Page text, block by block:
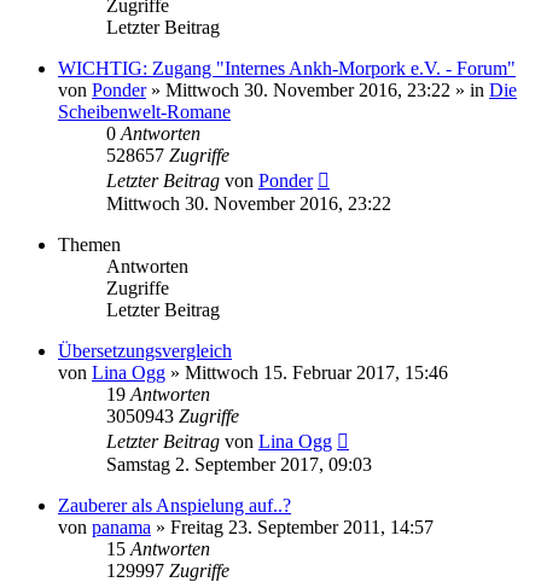
Zugriffe
Letzter Beitrag
WICHTIG: Zugang "Internes Ankh-Morpork e.V. - Forum"
von Ponder» Mittwoch 30. November 2016, 23:22 » in Die
Scheibenwelt-Romane
0 Antworten
528657 Zugriffe
Letzter Beitrag von Ponder
Mittwoch 30. November 2016, 23:22
Themen
Antworten
Zugriffe
Letzter Beitrag
Übersetzungsvergleich
von Lina Ogg » Mittwoch 15. Februar 2017, 15:46
19 Antworten
3050943 Zugriffe
Letzter Beitrag von Lina Ogg
Samstag 2. September 2017, 09:03
Zauberer als Anspielung auf..?
von panama » Freitag 23. September 2011, 14:57
15 Antworten
129997 Zugriffe